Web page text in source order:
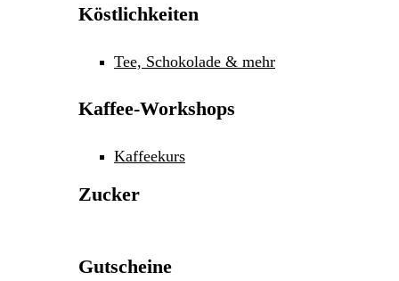
Köstlichkeiten
Tee, Schokolade & mehr
Kaffee-Workshops
Kaffeekurs
Zucker
Gutscheine